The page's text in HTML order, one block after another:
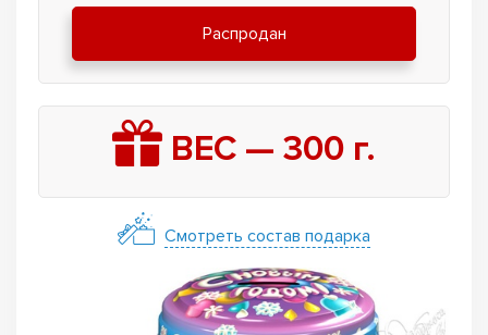
Распродан
ВЕС — 300 г.
Смотреть состав подарка